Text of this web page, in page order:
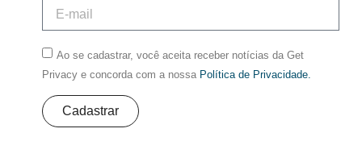
Ao se cadastrar, você aceita receber notícias da Get
Privacy e concorda com a nossa Política de Privacidade.
Cadastrar